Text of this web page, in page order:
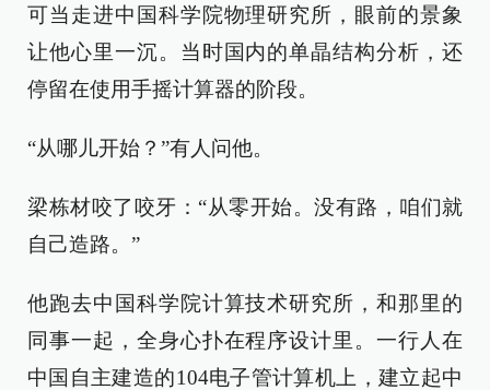
可当走进中国科学院物理研究所，眼前的景象
让他心里一沉。当时国内的单晶结构分析，还
停留在使用手摇计算器的阶段。
“从哪儿开始？”有人问他。
梁栋材咬了咬牙：“从零开始。没有路，咱们就
自己造路。”
他跑去中国科学院计算技术研究所，和那里的
同事一起，全身心扑在程序设计里。一行人在
中国自主建造的104电子管计算机上，建立起中